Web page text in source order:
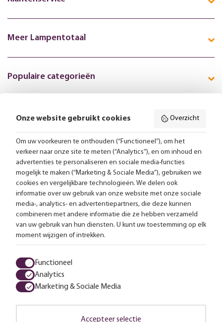
Meer Lampentotaal
Populaire categorieën
Volg ons online:
Gratis bezorging vanaf 99,-
Advies op maat
Meer dan 25.000 lampen op voorraad
4.57 uit 2853 reviews
Algemene voorwaarden
Onze website gebruikt cookies Overzicht
Om uw voorkeuren te onthouden (“Functioneel”), om het
verkeer naar onze site te meten (“Analytics”), en om inhoud en
advertenties te personaliseren en sociale media-functies
mogelijk te maken (“Marketing & Sociale Media”), gebruiken we
cookies en vergelijkbare technologieën. We delen ook
informatie over uw gebruik van onze website met onze sociale
media-, analytics- en advertentiepartners, die deze kunnen
combineren met andere informatie die ze hebben verzameld
van uw gebruik van hun diensten. U kunt uw toestemming op elk
moment wijzigen of intrekken.
Functioneel
Analytics
Marketing & Sociale Media
Accepteer selectie